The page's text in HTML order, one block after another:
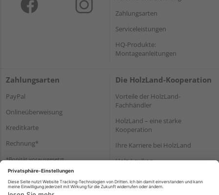
Zahlungsarten
Serviceleistungen
HQ-Produkte:
Montageanleitungen
Zahlungsarten
PayPal
Onlineüberweisung
Kreditkarte
Rechnung*
*Bonität vorausgesetzt
Die HolzLand-Kooperation
Vorteile der HolzLand-
Fachhändler
HolzLand – eine starke
Kooperation
Ihre Karriere bei HolzLand
Holz-Lexikon